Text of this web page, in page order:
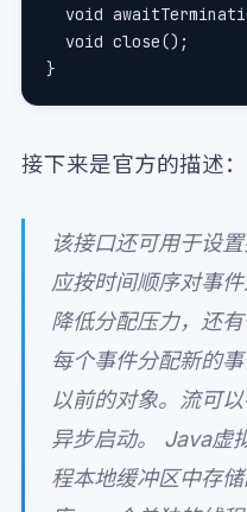
void
  void close();
}
接下来是官方的描述：
该接口还可用于设
应按时间顺序对事
降低分配压力，还
每个事件分配新的
以前的对象。流可
异步启动。 Java虚
程本地缓冲区中存